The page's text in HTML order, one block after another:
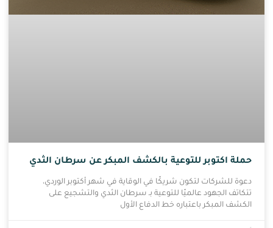
حملة اكتوبر للتوعية بالكشف المبكر عن سرطان الثدي
دعوة للشركات لتكون شريكًا في الوقاية في شهر أكتوبر الوردي،
تتكاتف الجهود عالميًا للتوعية بـ سرطان الثدي والتشجيع على
الكشف المبكر باعتباره خط الدفاع الأول